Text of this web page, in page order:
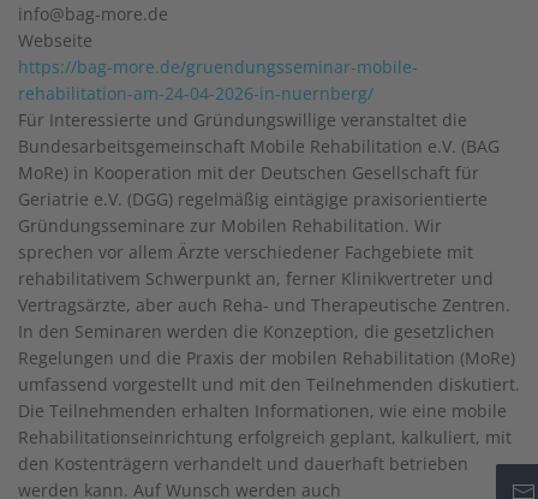
info@bag-more.de
Webseite
https://bag-more.de/gruendungsseminar-mobile-
rehabilitation-am-24-04-2026-in-nuernberg/
Für Interessierte und Gründungswillige veranstaltet die
Bundesarbeitsgemeinschaft Mobile Rehabilitation e.V. (BAG
MoRe) in Kooperation mit der Deutschen Gesellschaft für
Geriatrie e.V. (DGG) regelmäßig eintägige praxisorientierte
Gründungsseminare zur Mobilen Rehabilitation. Wir
sprechen vor allem Ärzte verschiedener Fachgebiete mit
rehabilitativem Schwerpunkt an, ferner Klinikvertreter und
Vertragsärzte, aber auch Reha- und Therapeutische Zentren.
In den Seminaren werden die Konzeption, die gesetzlichen
Regelungen und die Praxis der mobilen Rehabilitation (MoRe)
umfassend vorgestellt und mit den Teilnehmenden diskutiert.
Die Teilnehmenden erhalten Informationen, wie eine mobile
Rehabilitationseinrichtung erfolgreich geplant, kalkuliert, mit
den Kostenträgern verhandelt und dauerhaft betrieben
werden kann. Auf Wunsch werden auch